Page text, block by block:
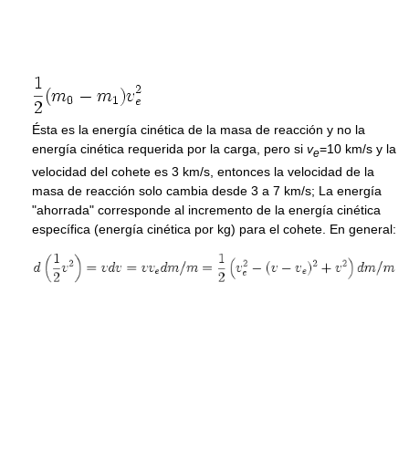
Ésta es la energía cinética de la masa de reacción y no la
energía cinética requerida por la carga, pero si ve=10 km/s y la
velocidad del cohete es 3 km/s, entonces la velocidad de la
masa de reacción solo cambia desde 3 a 7 km/s; La energía
"ahorrada" corresponde al incremento de la energía cinética
específica (energía cinética por kg) para el cohete. En general: